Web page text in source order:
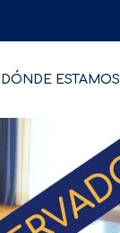
DÓNDE ESTAMOS